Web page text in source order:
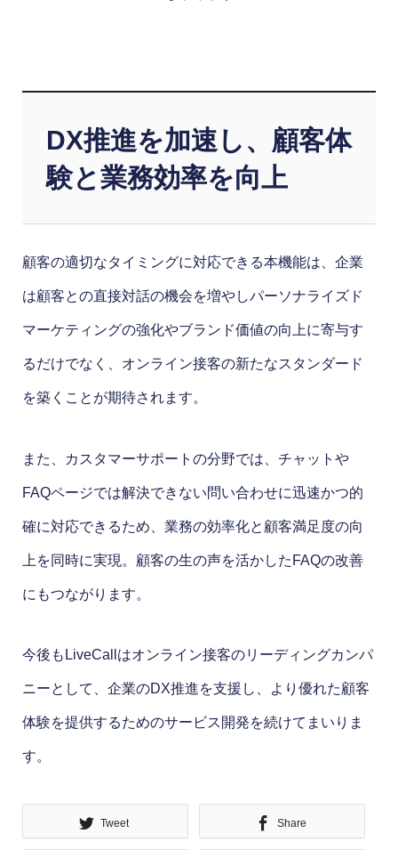
DX推進を加速し、顧客体
験と業務効率を向上
顧客の適切なタイミングに対応できる本機能は、企業
は顧客との直接対話の機会を増やしパーソナライズド
マーケティングの強化やブランド価値の向上に寄与す
るだけでなく、オンライン接客の新たなスタンダード
を築くことが期待されます。
また、カスタマーサポートの分野では、チャットや
FAQページでは解決できない問い合わせに迅速かつ的
確に対応できるため、業務の効率化と顧客満足度の向
上を同時に実現。顧客の生の声を活かしたFAQの改善
にもつながります。
今後もLiveCallはオンライン接客のリーディングカンパ
ニーとして、企業のDX推進を支援し、より優れた顧客
体験を提供するためのサービス開発を続けてまいりま
す。
Tweet Share